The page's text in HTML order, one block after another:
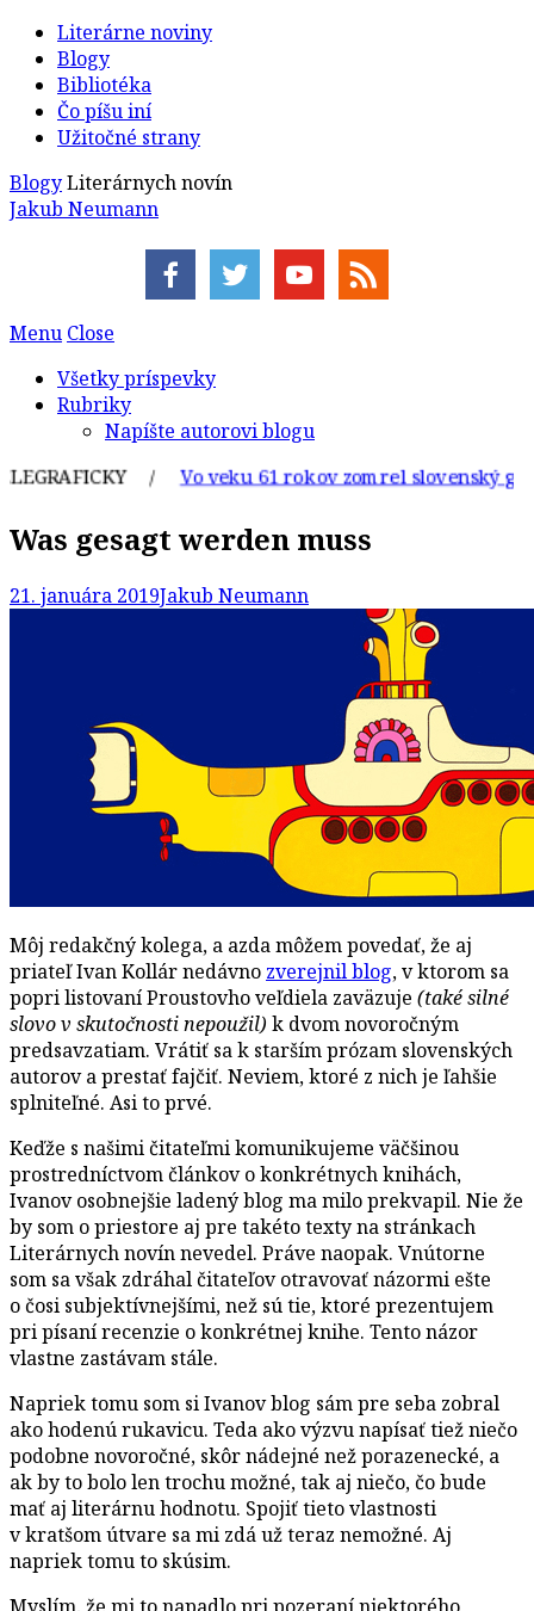
Literárne noviny
Blogy
Bibliotéka
Čo píšu iní
Užitočné strany
BlogyLiterárnych novín
Jakub Neumann
Menu Close
Všetky príspevky
Rubriky
Napíšte autorovi blogu
/Vo veku 61 rokov zomrel slovenský grafik a
Was gesagt werden muss
21. januára 2019Jakub Neumann
Môj redakčný kolega, a azda môžem povedať, že aj
priateľ Ivan Kollár nedávno zverejnil blog, v ktorom sa
popri listovaní Proustovho veľdiela zaväzuje (také silné
slovo v skutočnosti nepoužil) k dvom novoročným
predsavzatiam. Vrátiť sa k starším prózam slovenských
autorov a prestať fajčiť. Neviem, ktoré z nich je ľahšie
splniteľné. Asi to prvé.
Keďže s našimi čitateľmi komunikujeme väčšinou
prostredníctvom článkov o konkrétnych knihách,
Ivanov osobnejšie ladený blog ma milo prekvapil. Nie že
by som o priestore aj pre takéto texty na stránkach
Literárnych novín nevedel. Práve naopak. Vnútorne
som sa však zdráhal čitateľov otravovať názormi ešte
o čosi subjektívnejšími, než sú tie, ktoré prezentujem
pri písaní recenzie o konkrétnej knihe. Tento názor
vlastne zastávam stále.
Napriek tomu som si Ivanov blog sám pre seba zobral
ako hodenú rukavicu. Teda ako výzvu napísať tiež niečo
podobne novoročné, skôr nádejné než porazenecké, a
ak by to bolo len trochu možné, tak aj niečo, čo bude
mať aj literárnu hodnotu. Spojiť tieto vlastnosti
v kratšom útvare sa mi zdá už teraz nemožné. Aj
napriek tomu to skúsim.